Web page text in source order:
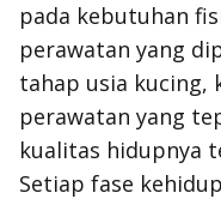
pada kebutuhan
perawatan yang
tahap usia kucing,
perawatan yang
kualitas hidupnya
Setiap fase